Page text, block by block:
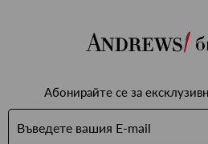
Абонирайте се за